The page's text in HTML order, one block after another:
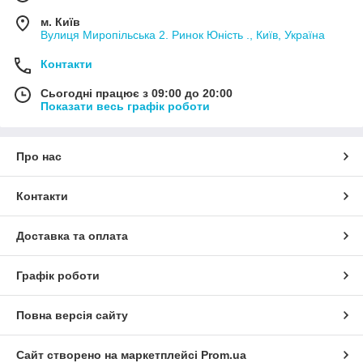
в для герметизации дверей во время пожара в качестве «теп
лового затвора» двери позволяет во много раз увеличить сте
пень пожарной безопасности. Межслойная область выполне
чим материалом, и будет какое-
нее содержание от воздействия огня.
Особенности огневзломостойких сейфов GRIFF
Они имеют довольно большую массу, а их внутренни
Комплектуются сертифицированными сейфовыми за
Крепятся к полу при помощи металлических анкеров
В конструкции присутствуют стальная ригельная сист
ема четырехстороннего действия и для защиты от выб
ивания и высверливания применены закаленные леги
рованные пластины,
Антисрезы со стороны петель, трехсторонная систе
ма запирания, 4-
м. Київ
Вулиця Миропільська 2. Ринок Юність ., Київ, Україна
Контакти
Сьогодні працює з 09:00 до 20:00
Показати весь графік роботи
Про нас
Контакти
Доставка та оплата
Графік роботи
Повна версія сайту
Сайт створено на маркетплейсі Prom.ua